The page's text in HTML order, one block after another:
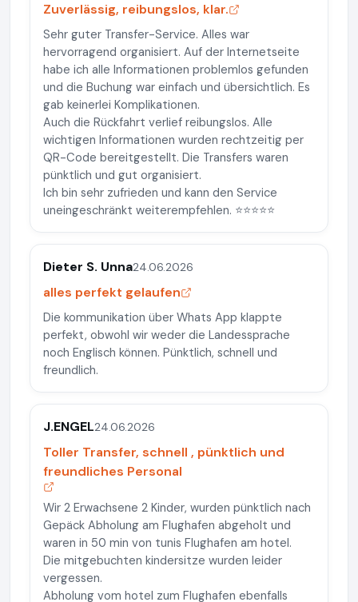
Zuverlässig, reibungslos, klar.
Sehr guter Transfer-Service. Alles war
hervorragend organisiert. Auf der Internetseite
habe ich alle Informationen problemlos gefunden
und die Buchung war einfach und übersichtlich. Es
gab keinerlei Komplikationen.
Auch die Rückfahrt verlief reibungslos. Alle
wichtigen Informationen wurden rechtzeitig per
QR-Code bereitgestellt. Die Transfers waren
pünktlich und gut organisiert.
Ich bin sehr zufrieden und kann den Service
uneingeschränkt weiterempfehlen. ⭐⭐⭐⭐⭐
Dieter S. Unna24.06.2026
alles perfekt gelaufen
Die kommunikation über Whats App klappte
perfekt, obwohl wir weder die Landessprache
noch Englisch können. Pünktlich, schnell und
freundlich.
J.ENGEL24.06.2026
Toller Transfer, schnell , pünktlich und
freundliches Personal
Wir 2 Erwachsene 2 Kinder, wurden pünktlich nach
Gepäck Abholung am Flughafen abgeholt und
waren in 50 min von tunis Flughafen am hotel.
Die mitgebuchten kindersitze wurden leider
vergessen.
Abholung vom hotel zum Flughafen ebenfalls